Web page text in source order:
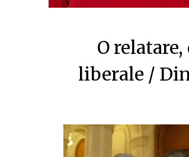
O
liberale /